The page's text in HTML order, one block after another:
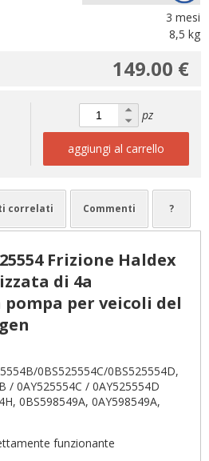
3 mesi
8,5 kg
149.00 €
pz
aggiungi al carrello
correlati Commenti ?
Frizione Haldex
di 4a
per veicoli del
0BS525554C/0BS525554D,
/ 0AY525554C / 0AY525554D
0BS598549A, 0AY598549A,
funzionante